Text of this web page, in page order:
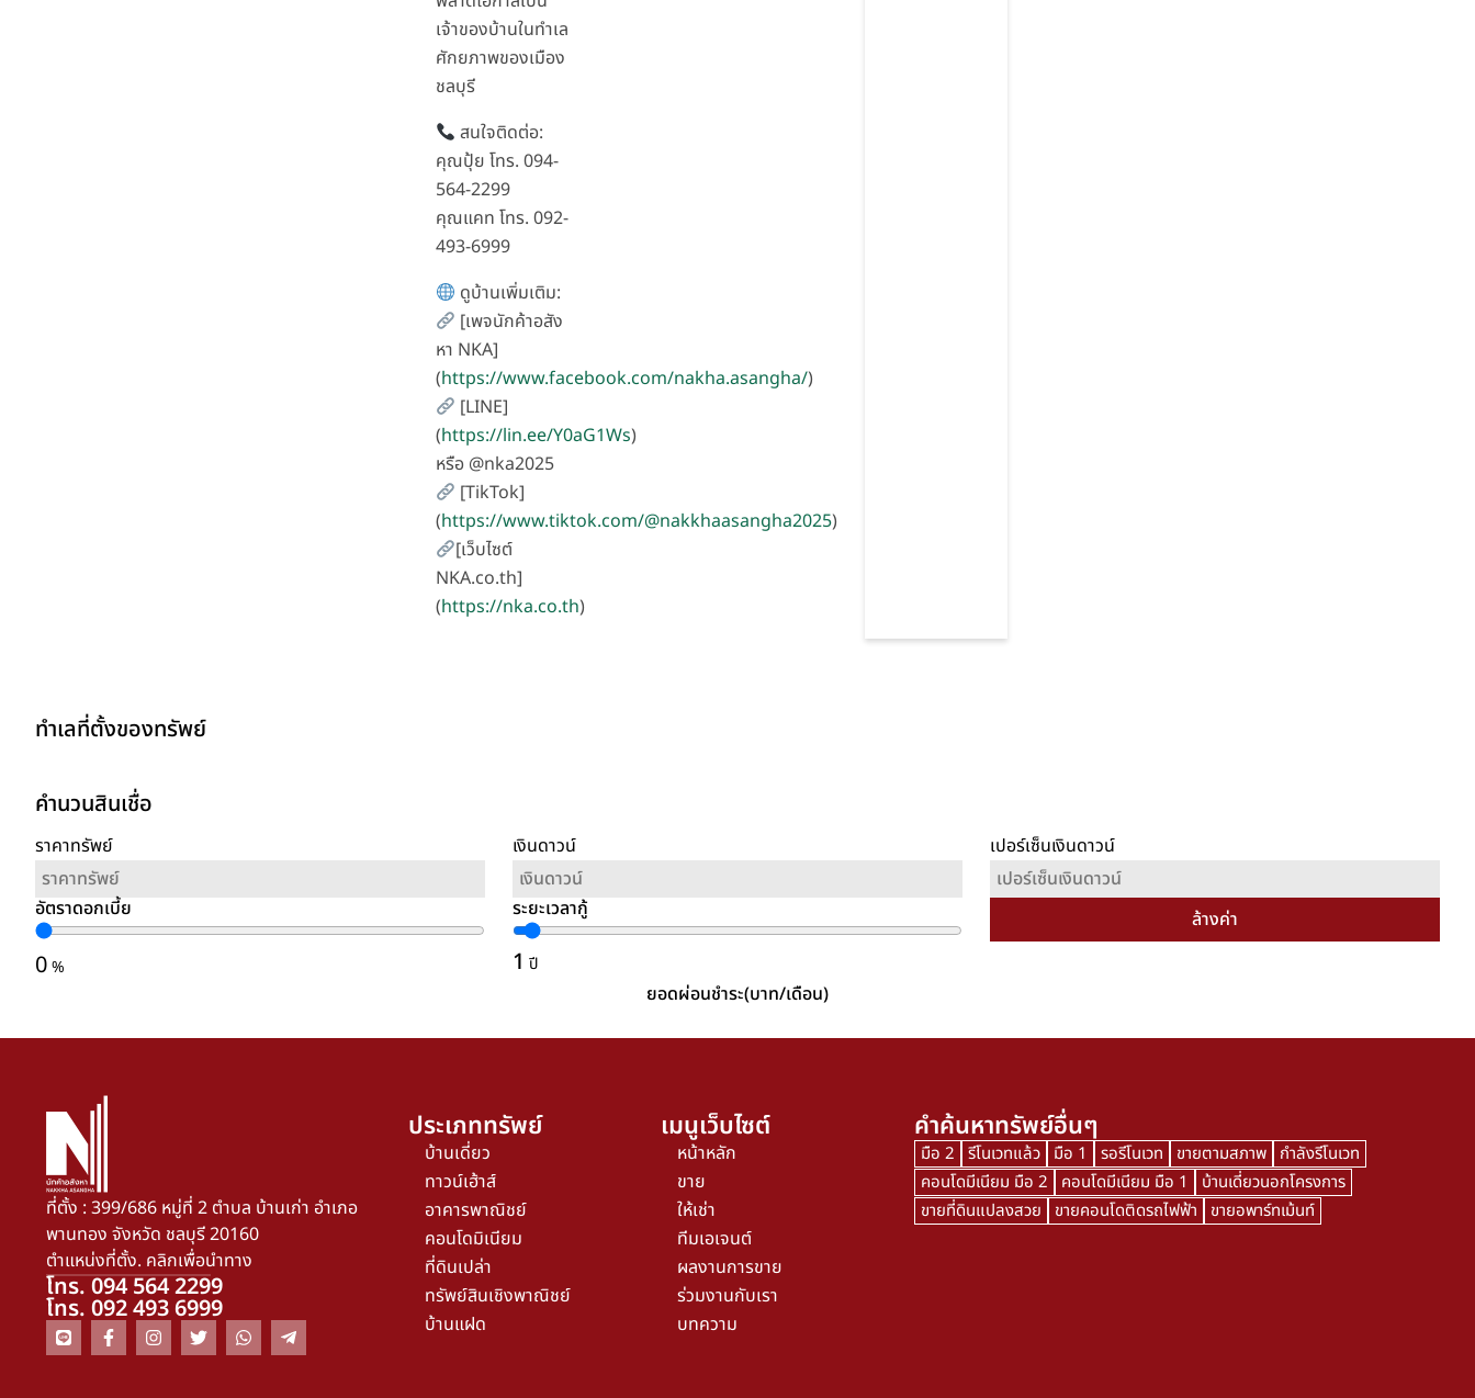
เจ้าของบ้านในทำเล
ศักยภาพของเมือง
ชลบุรี
สนใจติดต่อ:
คุณปุ้ย โทร. 094-
564-2299
คุณแคท โทร. 092-
493-6999
ดูบ้านเพิ่มเติม:
[เพจนักค้าอสัง
หา NKA]
(https://www.facebook.com/nakha.asangha/)
[LINE]
(https://lin.ee/Y0aG1Ws)
หรือ @nka2025
[TikTok]
(https://www.tiktok.com/@nakkhaasangha2025)
[เว็บไซต์
NKA.co.th]
(https://nka.co.th)
ทำเลที่ตั้งของทรัพย์
คำนวนสินเชื่อ
ราคาทรัพย์ เงินดาวน์ เปอร์เซ็นเงินดาวน์
อัตราดอกเบี้ย
0%
ระยะเวลากู้
1 ปี
ล้างค่า
ยอดผ่อนชำระ(บาท/เดือน)
ที่ตั้ง : 399/686 หมู่ที่ 2 ตำบล บ้านเก่า อำเภอ
พานทอง จังหวัด ชลบุรี 20160
ตำแหน่งที่ตั้ง. คลิกเพื่อนำทาง
โทร. 094 564 2299
โทร. 092 493 6999
ประเภททรัพย์
บ้านเดี่ยว
ทาวน์เฮ้าส์
อาคารพาณิชย์
คอนโดมิเนียม
ที่ดินเปล่า
ทรัพย์สินเชิงพาณิชย์
บ้านแฝด
เมนูเว็บไซต์
หน้าหลัก
ขาย
ให้เช่า
ทีมเอเจนต์
ผลงานการขาย
ร่วมงานกับเรา
บทความ
คำค้นหาทรัพย์อื่นๆ
มือ 2 รีโนเวทแล้ว มือ 1 รอรีโนเวท ขายตามสภาพ กำลังรีโนเวท
คอนโดมีเนียม มือ 2
คอนโดมีเนียม มือ 1
บ้านเดี่ยวนอกโครงการ
ขายที่ดินแปลงสวย
ขายคอนโดติดรถไฟฟ้า ขายอพาร์ทเม้นท์